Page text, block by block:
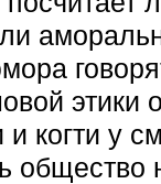
этики
когти у
общество